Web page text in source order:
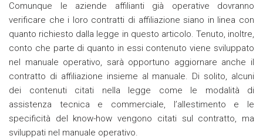
Comunque le aziende affilianti già operative dovranno
verificare che i loro contratti di affiliazione siano in linea con
quanto richiesto dalla legge in questo articolo. Tenuto, inoltre,
conto che parte di quanto in essi contenuto viene sviluppato
nel manuale operativo, sarà opportuno aggiornare anche il
contratto di affiliazione insieme al manuale. Di solito, alcuni
dei contenuti citati nella legge come le modalità di
assistenza tecnica e commerciale, l’allestimento e le
specificità del know-how vengono citati sul contratto, ma
sviluppati nel manuale operativo.